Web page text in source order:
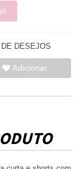
DE DESEJOS
Adicionar